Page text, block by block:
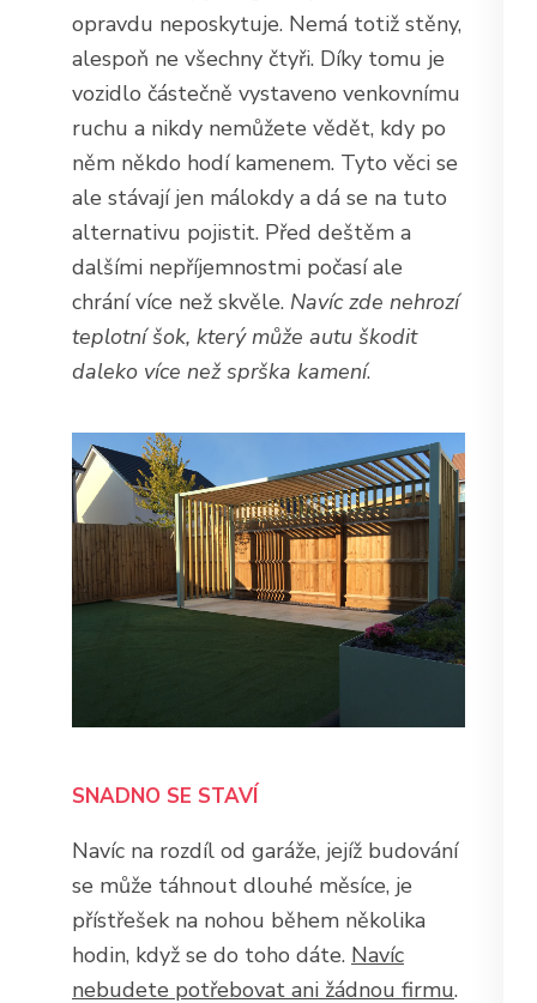
opravdu neposkytuje. Nemá totiž stěny,
alespoň ne všechny čtyři. Díky tomu je
vozidlo částečně vystaveno venkovnímu
ruchu a nikdy nemůžete vědět, kdy po
něm někdo hodí kamenem. Tyto věci se
ale stávají jen málokdy a dá se na tuto
alternativu pojistit. Před deštěm a
dalšími nepříjemnostmi počasí ale
chrání více než skvěle. Navíc zde nehrozí
teplotní šok, který může autu škodit
daleko více než sprška kamení.
SNADNO SE STAVÍ
Navíc na rozdíl od garáže, jejíž budování
se může táhnout dlouhé měsíce, je
přístřešek na nohou během několika
hodin, když se do toho dáte. Navíc
nebudete potřebovat ani žádnou firmu.